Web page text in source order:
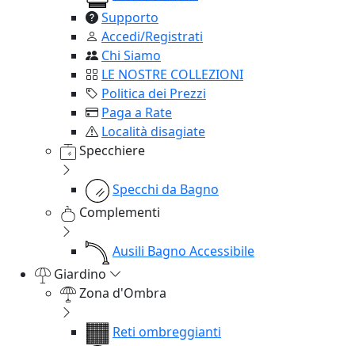
Supporto
Accedi/Registrati
Chi Siamo
LE NOSTRE COLLEZIONI
Politica dei Prezzi
Paga a Rate
Località disagiate
Specchiere
Specchi da Bagno
Complementi
Ausili Bagno Accessibile
Giardino
Zona d'Ombra
Reti ombreggianti